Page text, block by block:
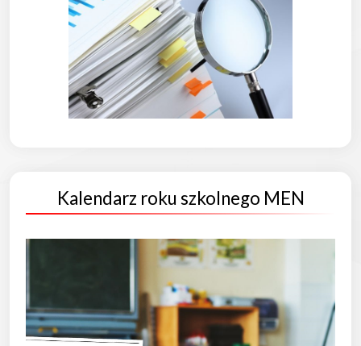
Kalendarz roku szkolnego MEN